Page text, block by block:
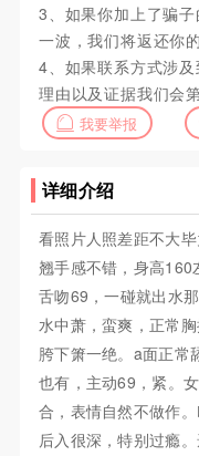
3、如果你加上了骗
一波，我们将返还你
4、如果联系方式涉
理由以及证据我们会
我要举报
详细介绍
看照片人照差距不大
翘手感不错，身高
舌吻69，一碰就出水
水中萧，蛮爽，正常
胯下箫一绝。a面正常
也有，主动69，紧。
合，表情自然不做作
后入很深，特别过瘾